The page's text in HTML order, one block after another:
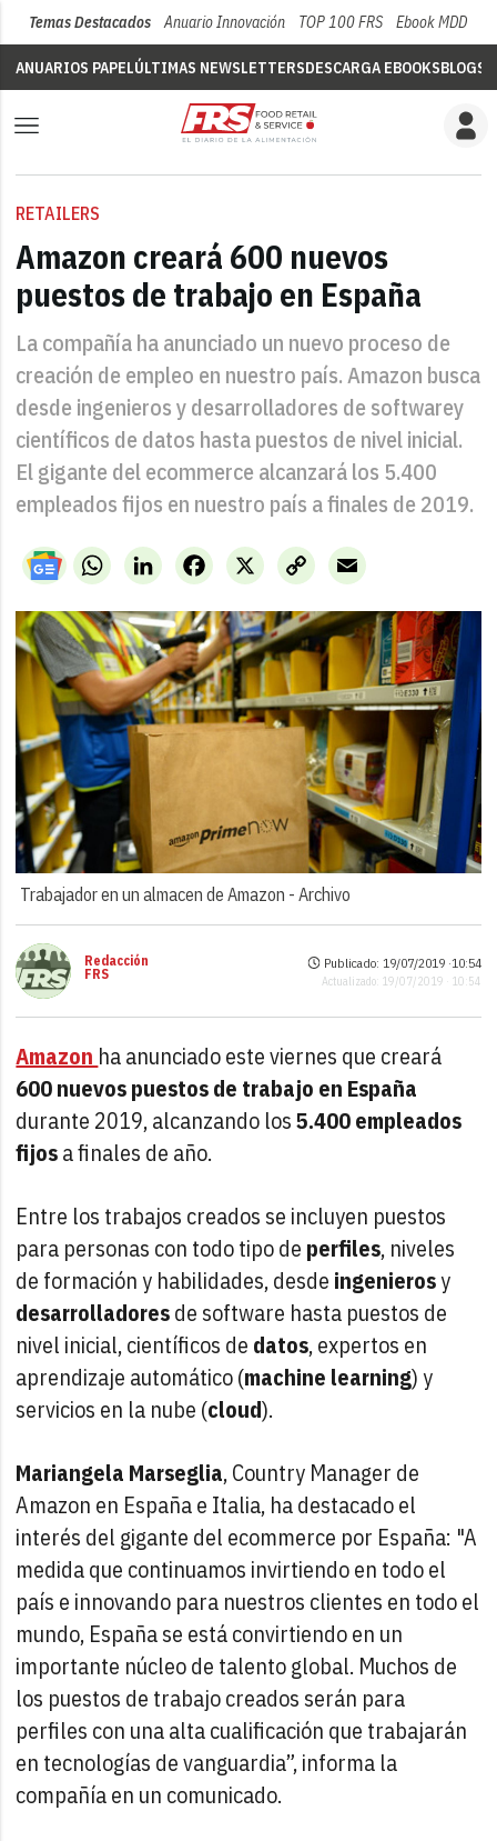
Temas Destacados Anuario Innovación TOP 100 FRS Ebook MDD
ANUARIOS PAPELÚLTIMAS NEWSLETTERSDESCARGA EBOOKSBLOGS
RETAILERS
Amazon creará 600 nuevos
puestos de trabajo en España
La compañía ha anunciado un nuevo proceso de
creación de empleo en nuestro país. Amazon busca
desde ingenieros y desarrolladores de softwarey
científicos de datos hasta puestos de nivel inicial.
El gigante del ecommerce alcanzará los 5.400
empleados fijos en nuestro país a finales de 2019.
WhatsAppLinkedIn X
Facebook
Copy
Link
Email
Trabajador en un almacen de Amazon -Archivo
Redacción
FRS
Publicado: 19/07/2019 ·10:54
Actualizado: 19/07/2019 · 10:54
Amazon ha anunciado este viernes que creará
600 nuevos puestos de trabajo en España
durante 2019, alcanzando los5.400 empleados
fijosa finales de año.
Entre los trabajos creados se incluyen puestos
para personas con todo tipo de perfiles, niveles
de formación y habilidades, desde ingenierosy
desarrolladoresde software hasta puestos de
nivel inicial, científicos de datos, expertos en
aprendizaje automático (machine learning) y
servicios en la nube (cloud).
Mariangela Marseglia, Country Manager de
Amazon en España e Italia, ha destacado el
interés del gigante del ecommerce por España: "A
medida que continuamos invirtiendo en todo el
país e innovando para nuestros clientes en todo el
mundo, España se está convirtiendo en un
importante núcleo de talento global. Muchos de
los puestos de trabajo creados serán para
perfiles con una alta cualificación que trabajarán
en tecnologías de vanguardia”, informa la
compañía en un comunicado.